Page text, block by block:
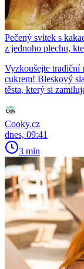
Pečený svítek s
z jednoho plechu,
Vyzkoušejte tradiční
cukrem! Bleskový
těsta, který si
Cooky.cz
dnes, 09:41
3 min